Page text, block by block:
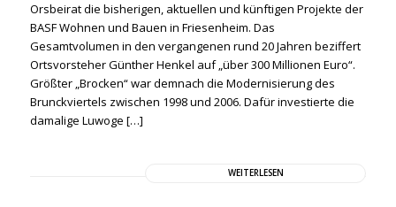
Orsbeirat die bisherigen, aktuellen und künftigen Projekte der
BASF Wohnen und Bauen in Friesenheim. Das
Gesamtvolumen in den vergangenen rund 20 Jahren beziffert
Ortsvorsteher Günther Henkel auf „über 300 Millionen Euro“.
Größter „Brocken“ war demnach die Modernisierung des
Brunckviertels zwischen 1998 und 2006. Dafür investierte die
damalige Luwoge […]
WEITERLESEN